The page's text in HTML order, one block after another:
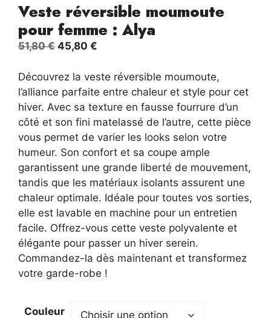
Veste réversible moumoute
pour femme : Alya
51,80€ Le
initial
était :
51,80 €.
45,80 €
actuel
est :
45,80 €.
Découvrez la veste réversible moumoute,
l’alliance parfaite entre chaleur et style pour cet
hiver. Avec sa texture en fausse fourrure d’un
côté et son fini matelassé de l’autre, cette pièce
vous permet de varier les looks selon votre
humeur. Son confort et sa coupe ample
garantissent une grande liberté de mouvement,
tandis que les matériaux isolants assurent une
chaleur optimale. Idéale pour toutes vos sorties,
elle est lavable en machine pour un entretien
facile. Offrez-vous cette veste polyvalente et
élégante pour passer un hiver serein.
Commandez-la dès maintenant et transformez
votre garde-robe !
Couleur